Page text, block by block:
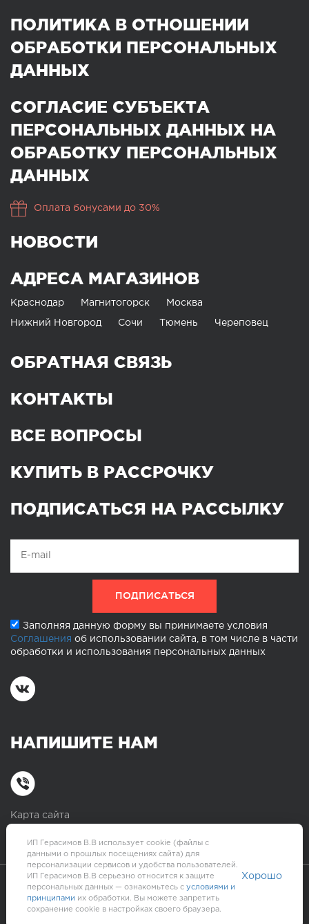
ПОЛИТИКА В ОТНОШЕНИИ
ОБРАБОТКИ ПЕРСОНАЛЬНЫХ
ДАННЫХ
СОГЛАСИЕ СУБЪЕКТА
ПЕРСОНАЛЬНЫХ ДАННЫХ НА
ОБРАБОТКУ ПЕРСОНАЛЬНЫХ
ДАННЫХ
Оплата бонусами до 30%
НОВОСТИ
АДРЕСА МАГАЗИНОВ
Краснодар Магнитогорск Москва
Нижний Новгород Сочи Тюмень Череповец
ОБРАТНАЯ СВЯЗЬ
КОНТАКТЫ
ВСЕ ВОПРОСЫ
КУПИТЬ В РАССРОЧКУ
ПОДПИСАТЬСЯ НА РАССЫЛКУ
Заполняя данную форму вы принимаете условия
Соглашения об использовании сайта, в том числе в части
обработки и использования персональных данных
НАПИШИТЕ НАМ
Карта сайта
Создание сайта —Webformula
ИП Герасимов В.В использует cookie (файлы с
данными о прошлых посещениях сайта) для
персонализации сервисов и удобства пользователей.
ИП Герасимов В.В серьезно относится к защите
персональных данных — ознакомьтесь с условиями и
принципами их обработки. Вы можете запретить
сохранение cookie в настройках своего браузера.
Хорошо